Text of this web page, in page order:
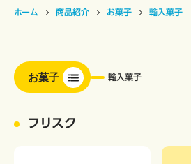
ホーム 商品紹介 お菓子 輸入菓子
お菓子 輸入菓子
フリスク